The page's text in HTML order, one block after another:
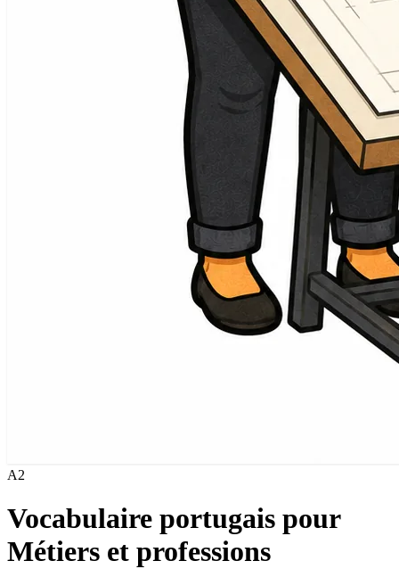
A2
Vocabulaire portugais pour
Métiers et professions